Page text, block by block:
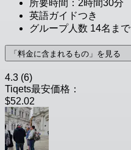
所要時間：2時間30分
英語ガイドつき
グループ人数 14名まで
「料金に含まれるもの」を見る
4.3 (6)
Tiqets最安価格：
$52.02